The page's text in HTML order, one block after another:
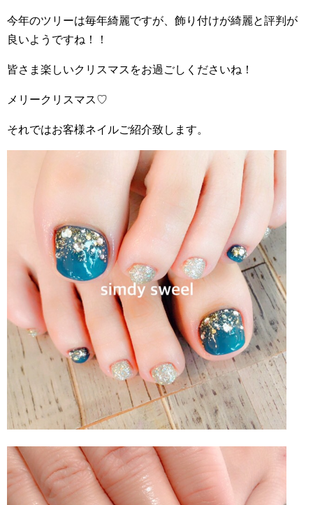
今年のツリーは毎年綺麗ですが、飾り付けが綺麗と評判が
良いようですね！！
皆さま楽しいクリスマスをお過ごしくださいね！
メリークリスマス♡
それではお客様ネイルご紹介致します。